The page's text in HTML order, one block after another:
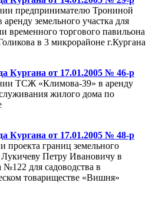
предпринимателю Трониной
земельного участка для
временного торгового павильона
в 3 микрорайоне г.Кургана
Кургана от 17.01.2005 № 46-р
ТСЖ «Климова-39» в аренду
жилого дома по
Кургана от 17.01.2005 № 48-р
границ земельного
Лукичеву Петру Ивановичу в
№122 для садоводства в
товариществе «Вишня»